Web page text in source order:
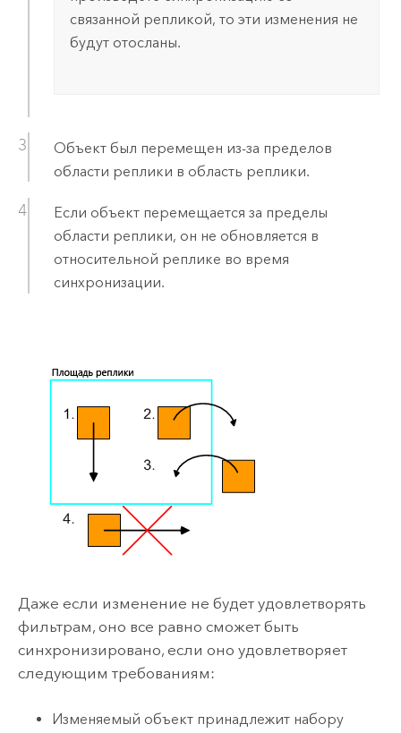
связанной репликой, то эти изменения не
будут отосланы.
Объект был перемещен из-за пределов
области реплики в область реплики.
Если объект перемещается за пределы
области реплики, он не обновляется в
относительной реплике во время
синхронизации.
Даже если изменение не будет удовлетворять
фильтрам, оно все равно сможет быть
синхронизировано, если оно удовлетворяет
следующим требованиям:
Изменяемый объект принадлежит набору